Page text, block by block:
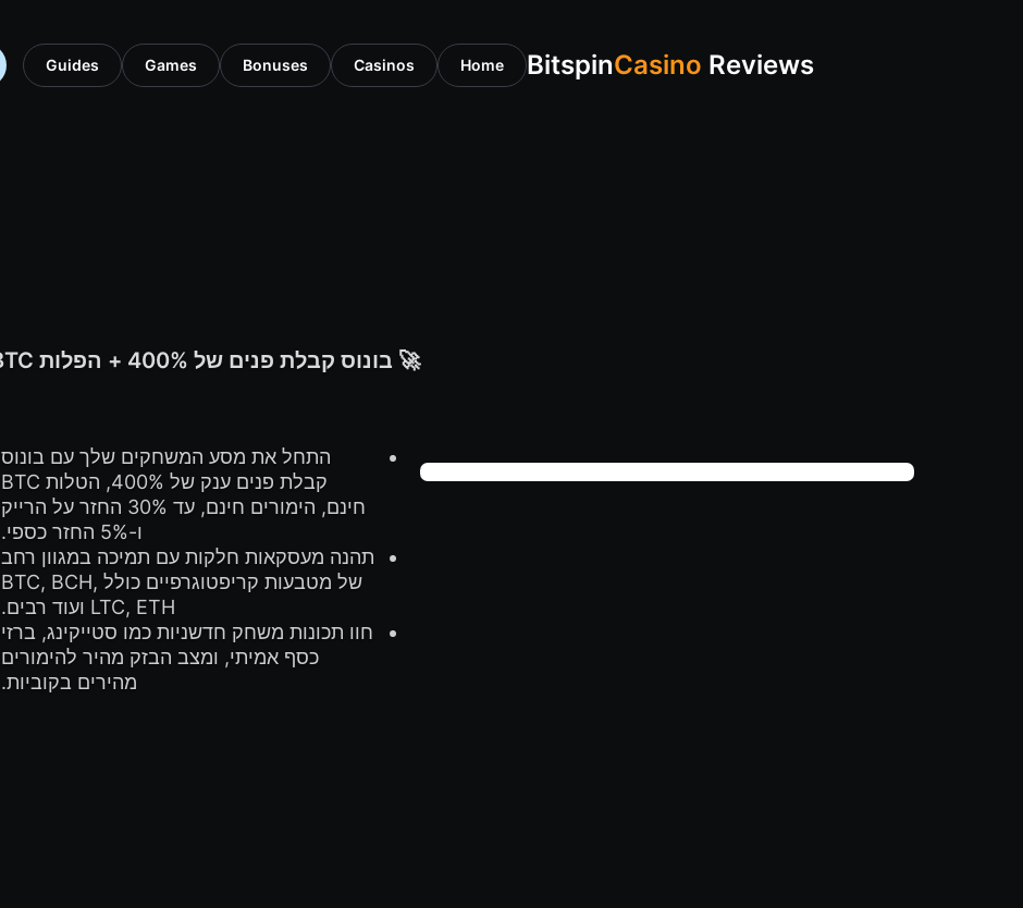
BitspinCasino Reviews
Home
Casinos
Bonuses
Games
Guides
התחל את מסע המשחקים שלך עם בונוס
קבלת פנים ענק של 400%, הטלות BTC
חינם, הימורים חינם, עד 30% החזר על הרייק
ו-5% החזר כספי.
תהנה מעסקאות חלקות עם תמיכה במגוון רחב
של מטבעות קריפטוגרפיים כולל BTC, BCH,
LTC, ETH ועוד רבים.
חוו תכונות משחק חדשניות כמו סטייקינג, ברזי
כסף אמיתי, ומצב הבזק מהיר להימורים
מהירים בקוביות.